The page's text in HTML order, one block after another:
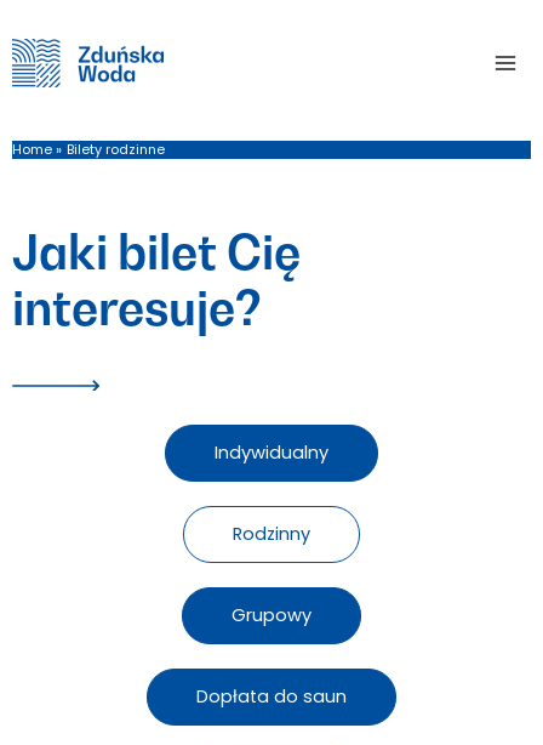
Home Bilety rodzinne
Jaki bilet Cię
interesuje?
Indywidualny
Rodzinny
Grupowy
Dopłata do saun